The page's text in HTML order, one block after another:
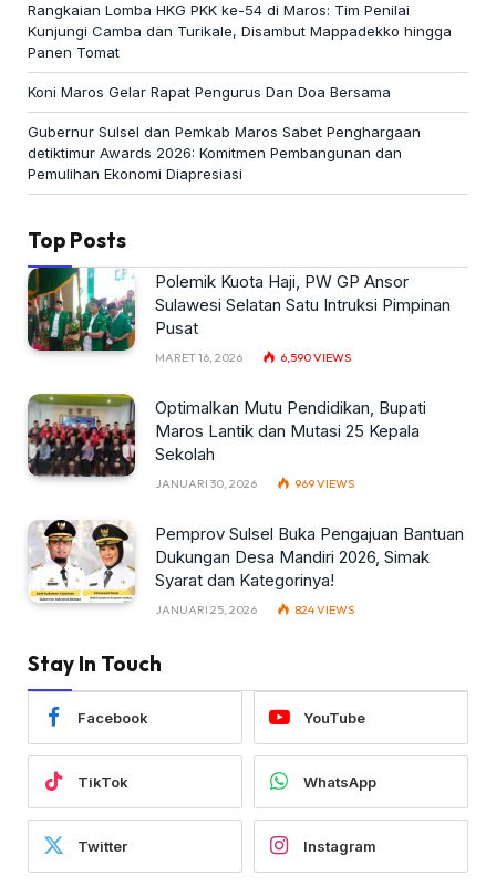
Rangkaian Lomba HKG PKK ke-54 di Maros: Tim Penilai
Kunjungi Camba dan Turikale, Disambut Mappadekko hingga
Panen Tomat
Koni Maros Gelar Rapat Pengurus Dan Doa Bersama
Gubernur Sulsel dan Pemkab Maros Sabet Penghargaan
detiktimur Awards 2026: Komitmen Pembangunan dan
Pemulihan Ekonomi Diapresiasi
Top Posts
Polemik Kuota Haji, PW GP Ansor
Sulawesi Selatan Satu Intruksi Pimpinan
Pusat
MARET 16, 2026 6,590VIEWS
Optimalkan Mutu Pendidikan, Bupati
Maros Lantik dan Mutasi 25 Kepala
Sekolah
JANUARI 30, 2026 969VIEWS
Pemprov Sulsel Buka Pengajuan Bantuan
Dukungan Desa Mandiri 2026, Simak
Syarat dan Kategorinya!
JANUARI 25, 2026 824VIEWS
Stay In Touch
Facebook YouTube
TikTok WhatsApp
Twitter Instagram